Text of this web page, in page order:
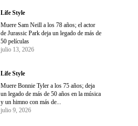
Life Style
Muere Sam Neill a los 78 años; el actor
de Jurassic Park deja un legado de más de
50 películas
julio 13, 2026
Life Style
Muere Bonnie Tyler a los 75 años; deja
un legado de más de 50 años en la música
y un himno con más de...
julio 9, 2026